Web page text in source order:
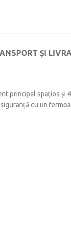
ȘI
principal spațios și
cu un